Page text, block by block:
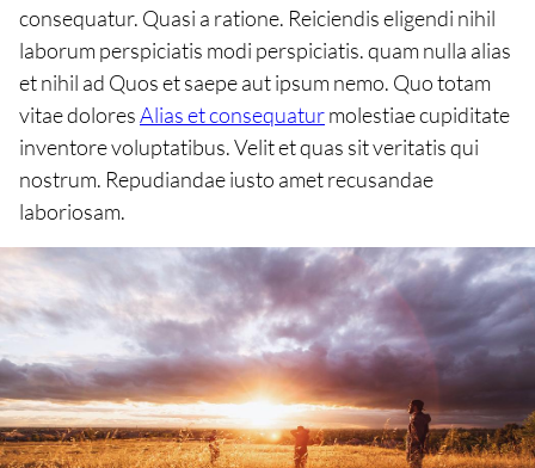
consequatur. Quasi a ratione. Reiciendis eligendi nihil
laborum perspiciatis modi perspiciatis. quam nulla alias
et nihil ad Quos et saepe aut ipsum nemo. Quo totam
vitae doloresAlias et consequaturmolestiae cupiditate
inventore voluptatibus. Velit et quas sit veritatis qui
nostrum. Repudiandae iusto amet recusandae
laboriosam.